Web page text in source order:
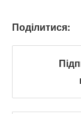
Поділитися: